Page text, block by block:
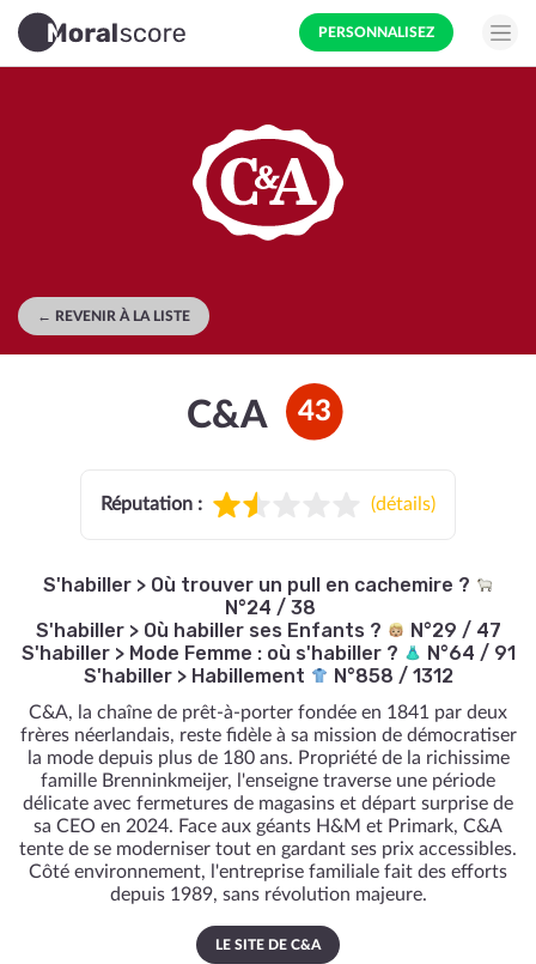
PERSONNALISEZ
← REVENIR À LA LISTE
C&A 43
Réputation : (détails)
S'habiller> Où trouver un pull en cachemire ?
N°24 / 38
S'habiller> Où habiller ses Enfants ?
N°29 / 47
S'habiller> Mode Femme : où s'habiller ?
N°64 / 91
S'habiller> Habillement N°858 / 1312
C&A, la chaîne de prêt-à-porter fondée en 1841 par deux
frères néerlandais, reste fidèle à sa mission de démocratiser
la mode depuis plus de 180 ans. Propriété de la richissime
famille Brenninkmeijer, l'enseigne traverse une période
délicate avec fermetures de magasins et départ surprise de
sa CEO en 2024. Face aux géants H&M et Primark, C&A
tente de se moderniser tout en gardant ses prix accessibles.
Côté environnement, l'entreprise familiale fait des efforts
depuis 1989, sans révolution majeure.
LE SITE DE C&A